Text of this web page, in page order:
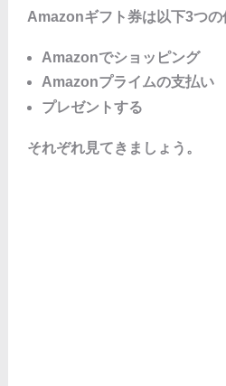
Amazonギフト券は以下3つの
Amazonでショッピング
Amazonプライムの支払い
プレゼントする
それぞれ見てきましょう。